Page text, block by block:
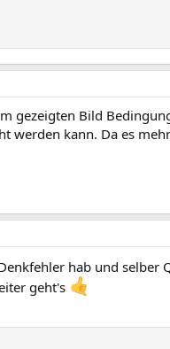
gezeigten Bild
werden kann. Da es
hab und selber
geht's